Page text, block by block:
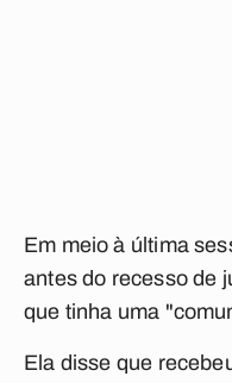
Em meio à última
antes do recesso de
que tinha uma
Ela disse que